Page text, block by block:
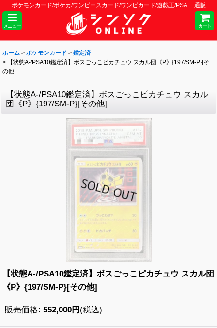
ポケモンカード/ポケカ/ワンピースカード/ワンピカード/遊戯王/PSA 通販
メニュー カート
ホーム > ポケモンカード > 鑑定済
>
【状態A-/PSA10鑑定済】ボスごっこピカチュウ スカル団《P》{197/SM-P}[そ
の他]
【状態A-/PSA10鑑定済】ボスごっこピカチュウ スカル
団《P》{197/SM-P}[その他]
【状態A-/PSA10鑑定済】ボスごっこピカチュウ スカル団
《P》{197/SM-P}[その他]
販売価格: 552,000円 (税込)